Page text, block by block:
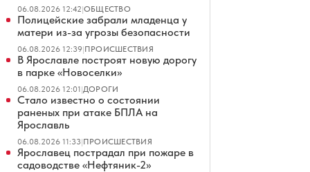
06.08.2026 12:42|ОБЩЕСТВО
Полицейские забрали младенца у
матери из-за угрозы безопасности
06.08.2026 12:39|ПРОИСШЕСТВИЯ
В Ярославле построят новую дорогу
в парке «Новоселки»
06.08.2026 12:01|ДОРОГИ
Стало известно о состоянии
раненых при атаке БПЛА на
Ярославль
06.08.2026 11:33|ПРОИСШЕСТВИЯ
Ярославец пострадал при пожаре в
садоводстве «Нефтяник-2»